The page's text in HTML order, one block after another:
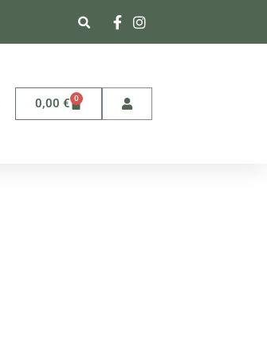
0,00 € 0